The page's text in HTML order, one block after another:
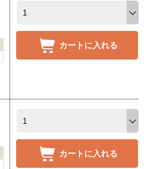
カートに入れる
カートに入れる